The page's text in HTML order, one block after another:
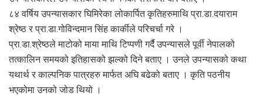
८४ वर्षिय उपन्यासकार घिमिरेका लोकार्पित कृतिहरुमाथि प्रा.डा.दयाराम
श्रेष्ठ र प्रा.डा.गोविन्दमान सिंह कार्कीले परिचर्चा गरे ।
प्रा.डा.श्रेष्ठले माटोको माया माथि टिप्पणी गर्दै उपन्यासले पूर्वी नेपालको
तत्कालिन समयको इतिहासको झल्को दिने बताए । उनले उपन्यासको कथा
यथार्थ र काल्पनिक पात्रहरु मार्फत अघि बढेको बताए । कृति पठनीय
भएकोमा उनको जोड थियो ।